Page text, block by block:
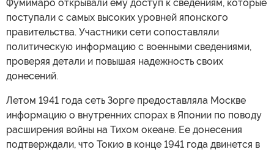
Фумимаро открывали ему доступ к сведениям, которые
поступали с самых высоких уровней японского
правительства. Участники сети сопоставляли
политическую информацию с военными сведениями,
проверяя детали и повышая надежность своих
донесений.
Летом 1941 года сеть Зорге предоставляла Москве
информацию о внутренних спорах в Японии по поводу
расширения войны на Тихом океане. Ее донесения
подтверждали, что Токио в конце 1941 года двинется в